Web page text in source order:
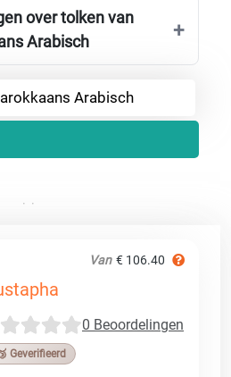
over tolken van
Arabisch
Arabisch
Van € 106.40
0 Beoordelingen
Geverifieerd